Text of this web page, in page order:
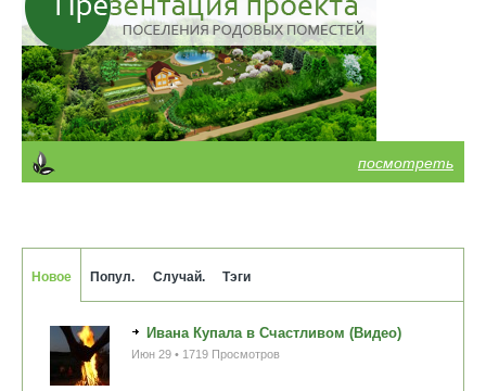
посмотреть
Новое Попул. Случай. Тэги
Ивана Купала в Счастливом (Видео)
Июн 29 • 1719 Просмотров